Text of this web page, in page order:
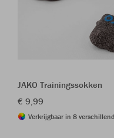
JAKO Trainingssokken
€ 9,99
Verkrijgbaar in 8